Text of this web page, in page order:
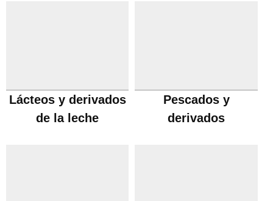
Lácteos y derivados
de la leche
Pescados y
derivados